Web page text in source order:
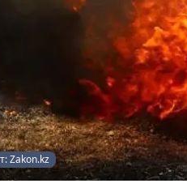
Zakon.kz